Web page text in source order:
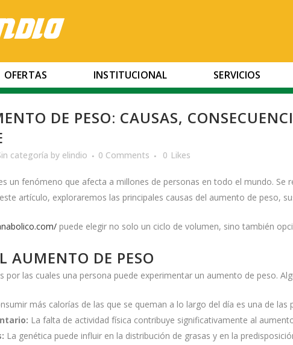
OFERTAS INSTITUCIONAL SERVICIOS
DE PESO: CAUSAS,
categoría by elindio 0 Comments 0 Likes
un fenómeno que afecta a millones de personas en todo el mundo.
artículo, exploraremos las principales causas del aumento de peso,
puede elegir no solo un ciclo de volumen, sino también
AUMENTO DE PESO
por las cuales una persona puede experimentar un aumento de peso.
más calorías de las que se queman a lo largo del día es una de las
La falta de actividad física contribuye significativamente al
La genética puede influir en la distribución de grasas y en la